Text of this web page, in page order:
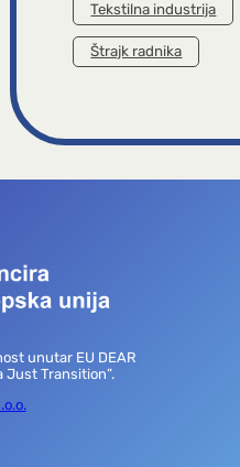
Tekstilna industrija
Štrajk radnika
unutar EU DEAR
Just Transition”.